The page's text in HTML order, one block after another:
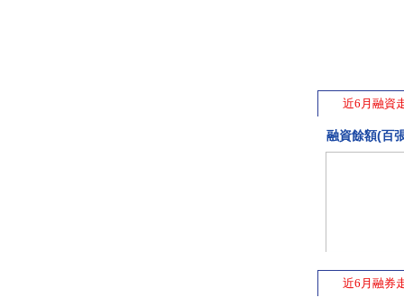
近6月融資
融資餘額(百
近6月融券